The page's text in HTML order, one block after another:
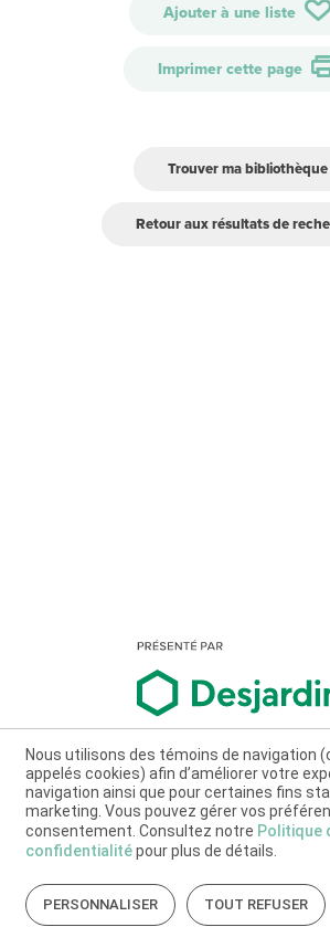
Ajouter à une liste
Imprimer cette page
Trouver ma bibliothèque
Retour aux résultats de
Nous utilisons des témoins de navigation
appelés cookies) afin d’améliorer votre
navigation ainsi que pour certaines fins
marketing. Vous pouvez gérer vos
consentement. Consultez notre Politique
confidentialitépour plus de détails.
PERSONNALISER TOUT REFUSER